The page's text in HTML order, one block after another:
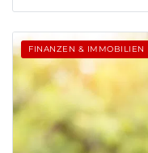
FINANZEN & IMMOBILIEN